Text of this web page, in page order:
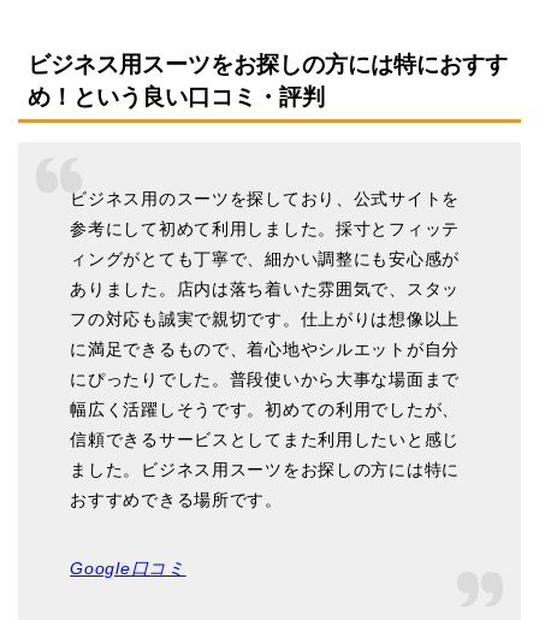
ビジネス用スーツをお探しの方には特におすす
め！という良い口コミ・評判
ビジネス用のスーツを探しており、公式サイトを
参考にして初めて利用しました。採寸とフィッテ
ィングがとても丁寧で、細かい調整にも安心感が
ありました。店内は落ち着いた雰囲気で、スタッ
フの対応も誠実で親切です。仕上がりは想像以上
に満足できるもので、着心地やシルエットが自分
にぴったりでした。普段使いから大事な場面まで
幅広く活躍しそうです。初めての利用でしたが、
信頼できるサービスとしてまた利用したいと感じ
ました。ビジネス用スーツをお探しの方には特に
おすすめできる場所です。
Google口コミ